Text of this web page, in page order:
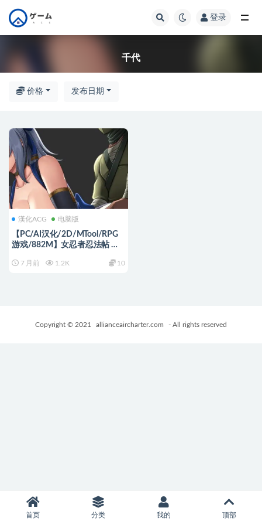
登录
千代
价格 发布日期
漢化ACG 电脑版
【PC/AI汉化/2D/MTool/RPG
游戏/882M】女忍者忍法帖 阿
游戏+882M
7 月前 1.2K 10
Copyright © 2021 allianceaircharter.com - All rights reserved
首页 分类 我的 顶部